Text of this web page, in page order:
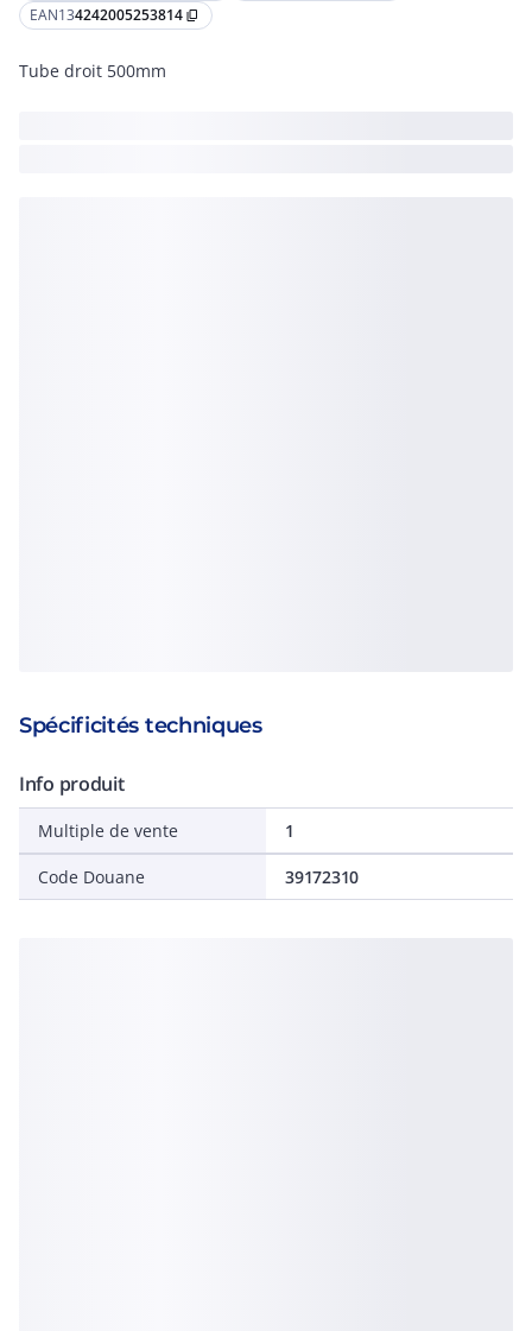
EAN134242005253814 content_copy
Tube droit 500mm
Spécificités techniques
Info produit
Multiple de vente 1
Code Douane 39172310